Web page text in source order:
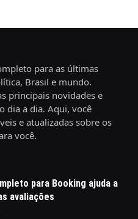
para as últimas
Brasil e mundo.
principais novidades e
dia a dia. Aqui, você
e atualizadas sobre os
você.
para Booking ajuda a
avaliações